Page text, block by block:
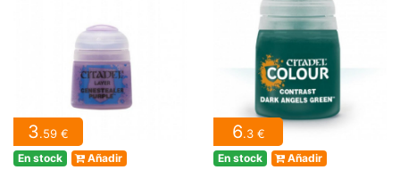
3.59 €
En stock Añadir
6.3 €
En stock Añadir